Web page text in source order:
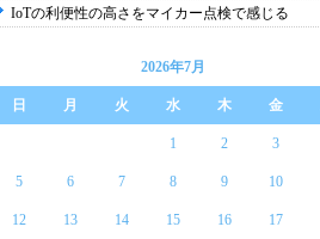
IoTの利便性の高さをマイカー点検で感じる
2026年7月
日 月 火 水 木 金
1 2 3
5 6 7 8 9 10
12 13 14 15 16 17